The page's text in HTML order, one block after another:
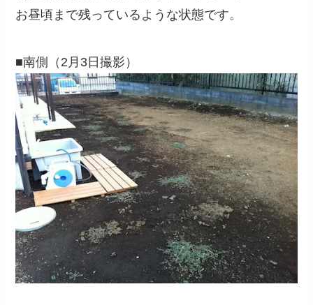
お昼頃まで残っているような状態です。
■南側（2月3日撮影）